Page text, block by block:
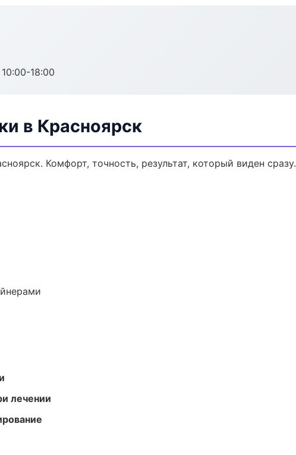
18:00
в Красноярск
Комфорт, точность, результат, который виден сразу.
лечении